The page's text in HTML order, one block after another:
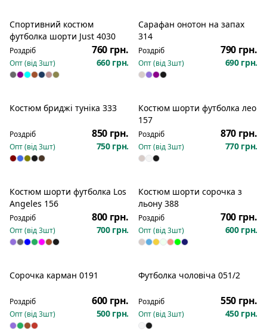
Спортивний костюм
футболка шорти Just 4030
Роздріб 760 грн.
Опт (від3шт) 660 грн.
Сарафан онотон на запах
314
Роздріб 790 грн.
Опт (від3шт) 690 грн.
Костюм бриджі туніка 333
Роздріб 850 грн.
Опт (від3шт) 750 грн.
Костюм шорти футболка лео
157
Роздріб 870 грн.
Опт (від3шт) 770 грн.
Костюм шорти футболка Los
Angeles 156
Роздріб 800 грн.
Опт (від3шт) 700 грн.
Костюм шорти сорочка з
льону 388
Роздріб 700 грн.
Опт (від3шт) 600 грн.
Сорочка карман 0191
Роздріб 600 грн.
Опт (від3шт) 500 грн.
Футболка чоловіча 051/2
Роздріб 550 грн.
Опт (від3шт) 450 грн.